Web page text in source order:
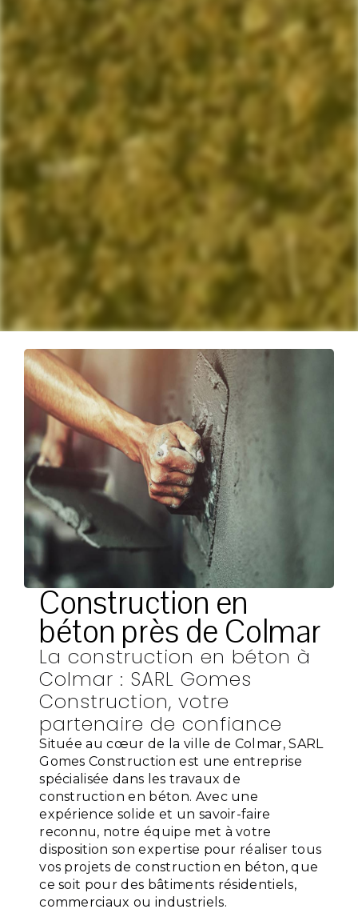
Construction en
béton près de Colmar
La construction en béton à
Colmar : SARL Gomes
Construction, votre
partenaire de confiance
Située au cœur de la ville de Colmar, SARL
Gomes Construction est une entreprise
spécialisée dans les travaux de
construction en béton. Avec une
expérience solide et un savoir-faire
reconnu, notre équipe met à votre
disposition son expertise pour réaliser tous
vos projets de construction en béton, que
ce soit pour des bâtiments résidentiels,
commerciaux ou industriels.